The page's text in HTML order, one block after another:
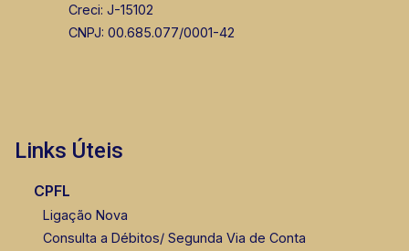
Creci: J-15102
CNPJ: 00.685.077/0001-42
Links Úteis
CPFL
Ligação Nova
Consulta a Débitos/ Segunda Via de Conta